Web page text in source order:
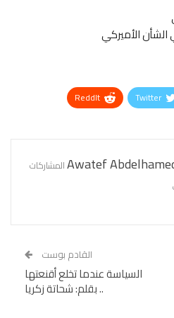
الأميركي
Twitter
ReddIt
Awatef
القادم بوست
السياسة عندما تخلع أقنعتها
.. بقلم: شحاتة زكريا